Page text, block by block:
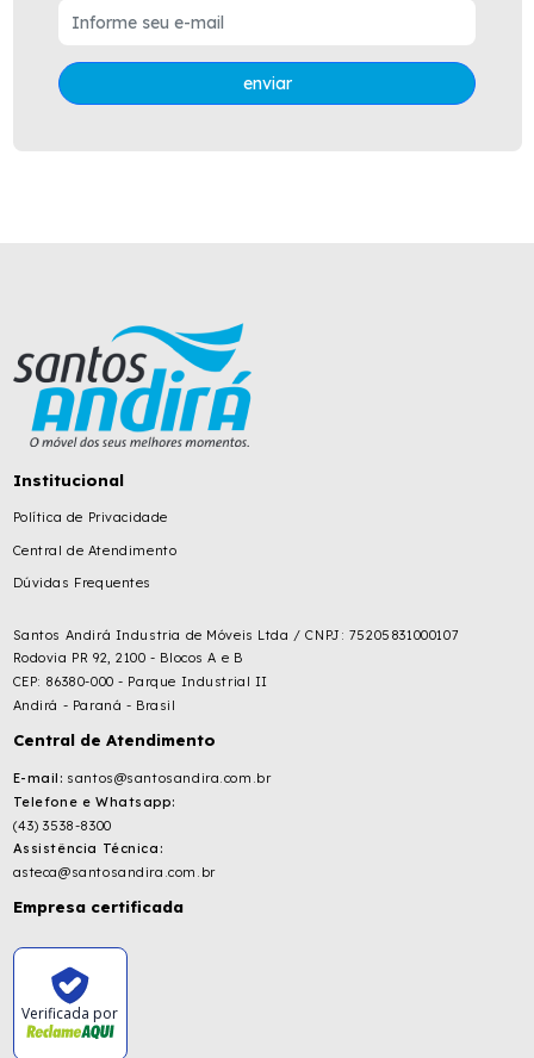
enviar
Institucional
Política de Privacidade
Central de Atendimento
Dúvidas Frequentes
Santos Andirá Industria de Móveis Ltda / CNPJ: 75205831000107
Rodovia PR 92, 2100 - Blocos A e B
CEP: 86380-000 - Parque Industrial II
Andirá - Paraná - Brasil
Central de Atendimento
E-mail: santos@santosandira.com.br
Telefone e Whatsapp:
(43) 3538-8300
Assistência Técnica:
asteca@santosandira.com.br
Empresa certificada
Verificada por